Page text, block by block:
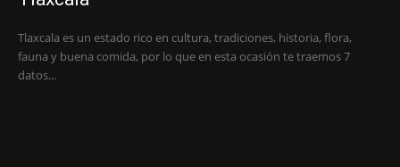
Tlaxcala es un estado rico en cultura, tradiciones, historia, flora,
fauna y buena comida, por lo que en esta ocasión te traemos 7
datos...